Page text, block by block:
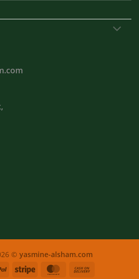
© yasmine-alsham.com
PayPal Stripe MasterCard